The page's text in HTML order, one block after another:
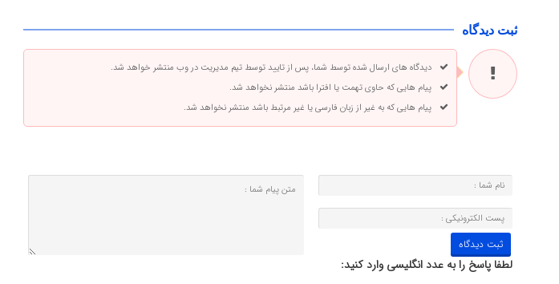
ثبت دیدگاه
دیدگاه های ارسال شده توسط شما، پس از تایید توسط تیم مدیریت در وب منتشر خواهد شد.
پیام هایی که حاوی تهمت یا افترا باشد منتشر نخواهد شد.
پیام هایی که به غیر از زبان فارسی یا غیر مرتبط باشد منتشر نخواهد شد.
لطفا پاسخ را به عدد انگلیسی وارد کنید: